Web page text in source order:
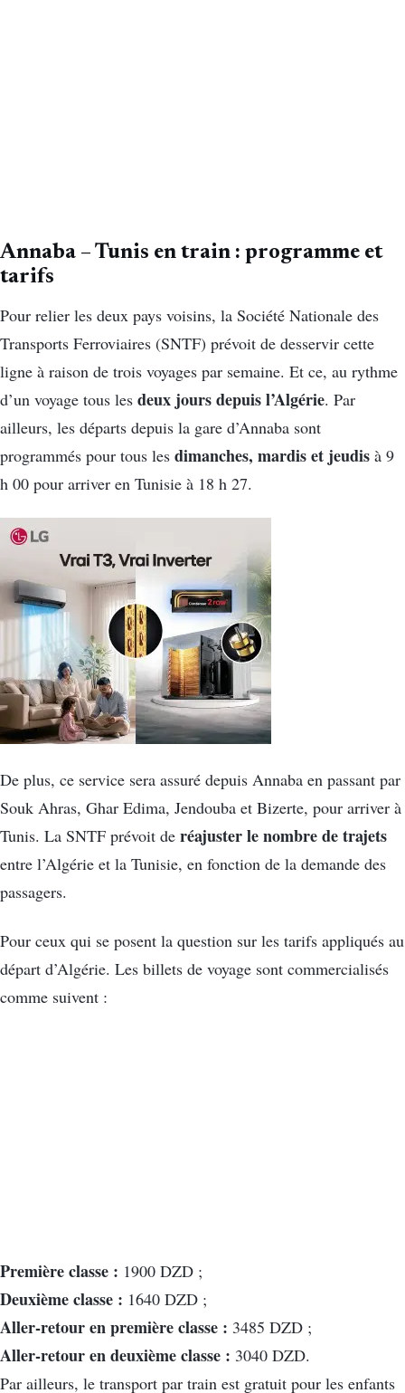
Annaba – Tunis en train : programme et
tarifs
Pour relier les deux pays voisins, la Société Nationale des
Transports Ferroviaires (SNTF) prévoit de desservir cette
ligne à raison de trois voyages par semaine. Et ce, au rythme
d’un voyage tous les deux jours depuis l’Algérie. Par
ailleurs, les départs depuis la gare d’Annaba sont
programmés pour tous les dimanches, mardis et jeudis à 9
h 00 pour arriver en Tunisie à 18 h 27.
De plus, ce service sera assuré depuis Annaba en passant par
Souk Ahras, Ghar Edima, Jendouba et Bizerte, pour arriver à
Tunis. La SNTF prévoit de réajuster le nombre de trajets
entre l’Algérie et la Tunisie, en fonction de la demande des
passagers.
Pour ceux qui se posent la question sur les tarifs appliqués au
départ d’Algérie. Les billets de voyage sont commercialisés
comme suivent :
Première classe : 1900 DZD ;
Deuxième classe : 1640 DZD ;
Aller-retour en première classe : 3485 DZD ;
Aller-retour en deuxième classe : 3040 DZD.
Par ailleurs, le transport par train est gratuit pour les enfants